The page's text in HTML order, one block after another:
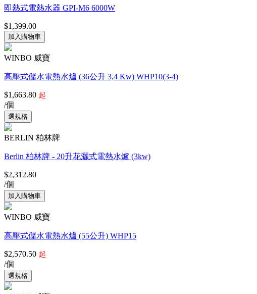
即熱式電熱水器 GPI-M6 6000W
$1,399.00
WINBO 威寶
高壓式儲水電熱水爐 (36公升 3,4 Kw) WHP10(3-4)
$1,663.80 起
/個
BERLIN 柏林牌
Berlin 柏林牌 - 20升花灑式電熱水爐 (3kw)
$2,312.80
/個
WINBO 威寶
高壓式儲水電熱水爐 (55公升) WHP15
$2,570.50 起
/個